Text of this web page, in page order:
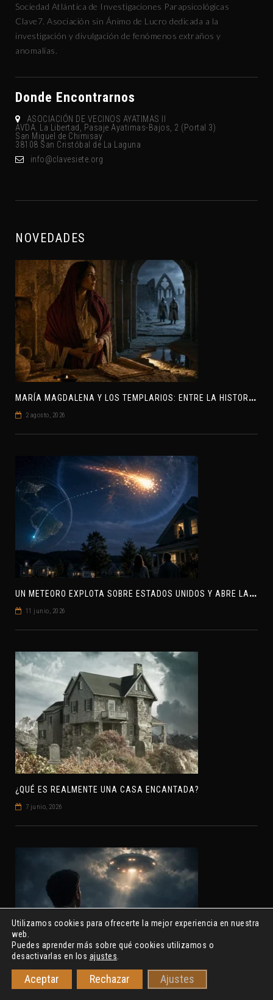
Sociedad Atlántica de Investigaciones Parapsicológicas
Clave7. Asociación sin Ánimo de Lucro dedicada a la
investigación y divulgación de fenómenos extraños y
anomalías.
Donde Encontrarnos
ASOCIACIÓN DE VECINOS AYATIMAS II
AVDA. La Libertad, Pasaje Ayatimas-Bajos, 2 (Portal 3)
San Miguel de Chimisay
38108 San Cristóbal de La Laguna
gro.eteisevalc@ofni
NOVEDADES
M
ARÍA MAGDALENA Y LOS TEMPLARIOS: ENTRE LA HISTORIA Y EL MISTERIO
2 agosto, 2026
U
N METEORO EXPLOTA SOBRE ESTADOS UNIDOS Y ABRE LA PISTA DE POLAR-IM, UN POSIBLE VISITANTE INTERESTELAR
11 junio, 2026
¿QUÉ ES REALMENTE UNA CASA ENCANTADA?
7 junio, 2026
Utilizamos cookies para ofrecerte la mejor experiencia en nuestra
web.
Puedes aprender más sobre qué cookies utilizamos o
desactivarlas en los ajustes
Aceptar Rechazar Ajustes